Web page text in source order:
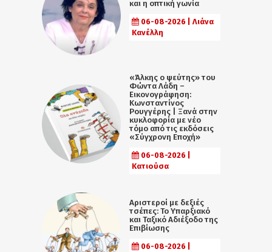
και η οπτική γωνία
06-08-2026 | Λιάνα
Κανέλλη
«Άλκης ο ψεύτης» του
Φώντα Λάδη –
Εικονογράφηση:
Κωνσταντίνος
Ρουγγέρης | Ξανά στην
κυκλοφορία με νέο
τόμο από τις εκδόσεις
«Σύγχρονη Εποχή»
06-08-2026 |
Κατιούσα
Αριστεροί με δεξιές
τσέπες: Το Υπαρξιακό
και Ταξικό Αδιέξοδο της
Επιβίωσης
06-08-2026 |